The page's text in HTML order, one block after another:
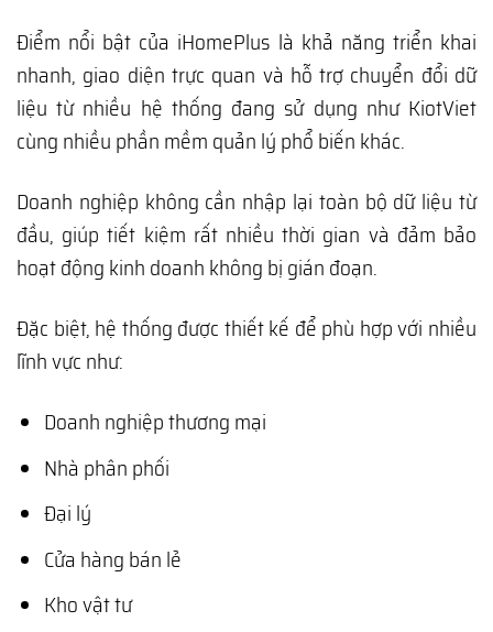
Điểm nổi bật của iHomePlus là khả năng triển khai
nhanh, giao diện trực quan và hỗ trợ chuyển đổi dữ
liệu từ nhiều hệ thống đang sử dụng như KiotViet
cùng nhiều phần mềm quản lý phổ biến khác.
Doanh nghiệp không cần nhập lại toàn bộ dữ liệu từ
đầu, giúp tiết kiệm rất nhiều thời gian và đảm bảo
hoạt động kinh doanh không bị gián đoạn.
Đặc biệt, hệ thống được thiết kế để phù hợp với nhiều
lĩnh vực như:
Doanh nghiệp thương mại
Nhà phân phối
Đại lý
Cửa hàng bán lẻ
Kho vật tư